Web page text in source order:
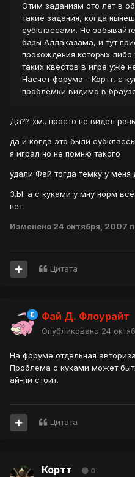
Этим заданиям сто лет в
такие задания, когда
субклассами. Не
базы Аллаказама, и тут
прохождения которых
таких квестов в игре уже
Насчет форума - Кортт, с
проблемки видимо в
Да?? хм.. просто не видел
да и когда это были
я играл но не помню такого
удали Фай тогда темку у меня
З.Ы. а с куками у мну норм
нет
Изменено 24 октября, 2007
Цитата
Фай Д. Флоурайт
Опубликовано 24
На форуме отдельная
Проблема с куками может
ай-пи стоит.
Цитата
Кортт 0